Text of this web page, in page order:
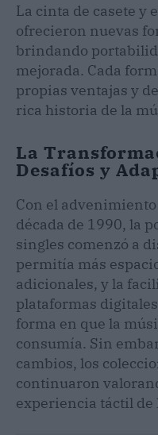
La cinta de casete y
ofrecieron nuevas
brindando
mejorada. Cada
propias ventajas y
rica historia de la
La
Desafíos y
Con el
década de 1990, la
singles comenzó a
permitía más
adicionales, y la
plataformas
forma en que la
consumía. Sin
cambios, los
continuaron
experiencia táctil de